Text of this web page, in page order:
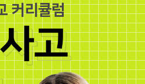
커리큘럼